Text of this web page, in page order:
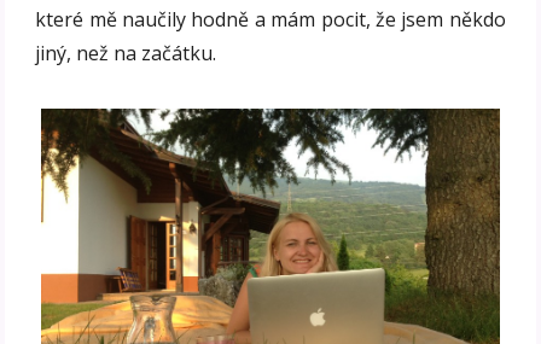
které mě naučily hodně a mám pocit, že jsem někdo
jiný, než na začátku.